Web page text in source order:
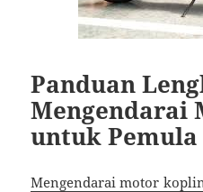
Panduan
Mengendarai
untuk Pemula
Mengendarai motor